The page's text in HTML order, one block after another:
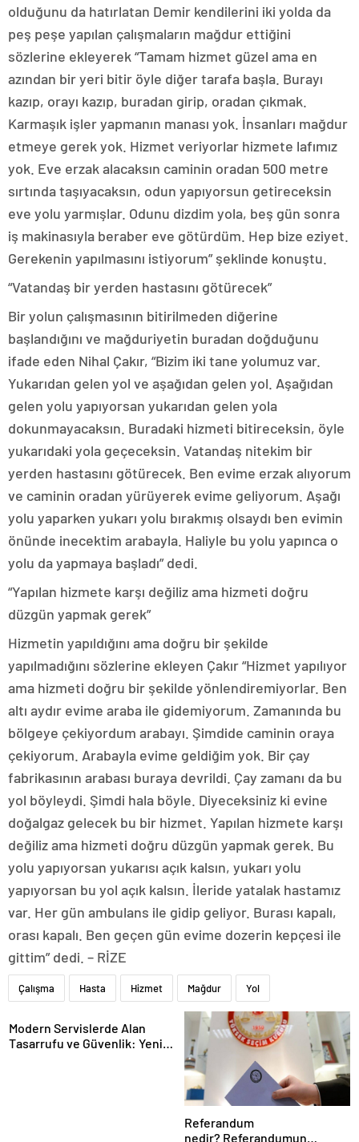
olduğunu da hatırlatan Demir kendilerini iki yolda da
peş peşe yapılan çalışmaların mağdur ettiğini
sözlerine ekleyerek “Tamam hizmet güzel ama en
azından bir yeri bitir öyle diğer tarafa başla. Burayı
kazıp, orayı kazıp, buradan girip, oradan çıkmak.
Karmaşık işler yapmanın manası yok. İnsanları mağdur
etmeye gerek yok. Hizmet veriyorlar hizmete lafımız
yok. Eve erzak alacaksın caminin oradan 500 metre
sırtında taşıyacaksın, odun yapıyorsun getireceksin
eve yolu yarmışlar. Odunu dizdim yola, beş gün sonra
iş makinasıyla beraber eve götürdüm. Hep bize eziyet.
Gerekenin yapılmasını istiyorum” şeklinde konuştu.
“Vatandaş bir yerden hastasını götürecek”
Bir yolun çalışmasının bitirilmeden diğerine
başlandığını ve mağduriyetin buradan doğduğunu
ifade eden Nihal Çakır, “Bizim iki tane yolumuz var.
Yukarıdan gelen yol ve aşağıdan gelen yol. Aşağıdan
gelen yolu yapıyorsan yukarıdan gelen yola
dokunmayacaksın. Buradaki hizmeti bitireceksin, öyle
yukarıdaki yola geçeceksin. Vatandaş nitekim bir
yerden hastasını götürecek. Ben evime erzak alıyorum
ve caminin oradan yürüyerek evime geliyorum. Aşağı
yolu yaparken yukarı yolu bırakmış olsaydı ben evimin
önünde inecektim arabayla. Haliyle bu yolu yapınca o
yolu da yapmaya başladı” dedi.
“Yapılan hizmete karşı değiliz ama hizmeti doğru
düzgün yapmak gerek”
Hizmetin yapıldığını ama doğru bir şekilde
yapılmadığını sözlerine ekleyen Çakır “Hizmet yapılıyor
ama hizmeti doğru bir şekilde yönlendiremiyorlar. Ben
altı aydır evime araba ile gidemiyorum. Zamanında bu
bölgeye çekiyordum arabayı. Şimdide caminin oraya
çekiyorum. Arabayla evime geldiğim yok. Bir çay
fabrikasının arabası buraya devrildi. Çay zamanı da bu
yol böyleydi. Şimdi hala böyle. Diyeceksiniz ki evine
doğalgaz gelecek bu bir hizmet. Yapılan hizmete karşı
değiliz ama hizmeti doğru düzgün yapmak gerek. Bu
yolu yapıyorsan yukarısı açık kalsın, yukarı yolu
yapıyorsan bu yol açık kalsın. İleride yatalak hastamız
var. Her gün ambulans ile gidip geliyor. Burası kapalı,
orası kapalı. Ben geçen gün evime dozerin kepçesi ile
gittim” dedi. – RİZE
Çalışma Hasta Hizmet Mağdur Yol
Modern Servislerde Alan
Tasarrufu ve Güvenlik: Yeni
Referandum
nedir? Referandumun